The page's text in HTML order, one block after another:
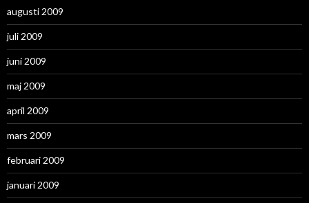
augusti 2009
juli 2009
juni 2009
maj 2009
april 2009
mars 2009
februari 2009
januari 2009